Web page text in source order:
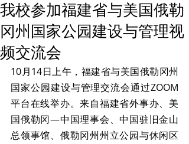
我校参加福建省与美国俄勒
冈州国家公园建设与管理视
频交流会
10月14日上午，福建省与美国俄勒冈州
国家公园建设与管理交流会通过ZOOM
平台在线举办。来自福建省外事办、美
国俄勒冈—中国理事会、中国驻旧金山
总领事馆、俄勒冈州州立公园与休闲区